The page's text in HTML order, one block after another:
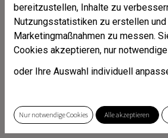
Huaier
Wissenschaftlicher Name:
bereitzustellen, Inhalte zu
Nutzungsstatistiken zu erstellen und
Marketingmaßnahmen zu messen.
Cookies akzeptieren, nur
oder Ihre Auswahl individuell
Nur notwendige Cookies Alle akzeptieren